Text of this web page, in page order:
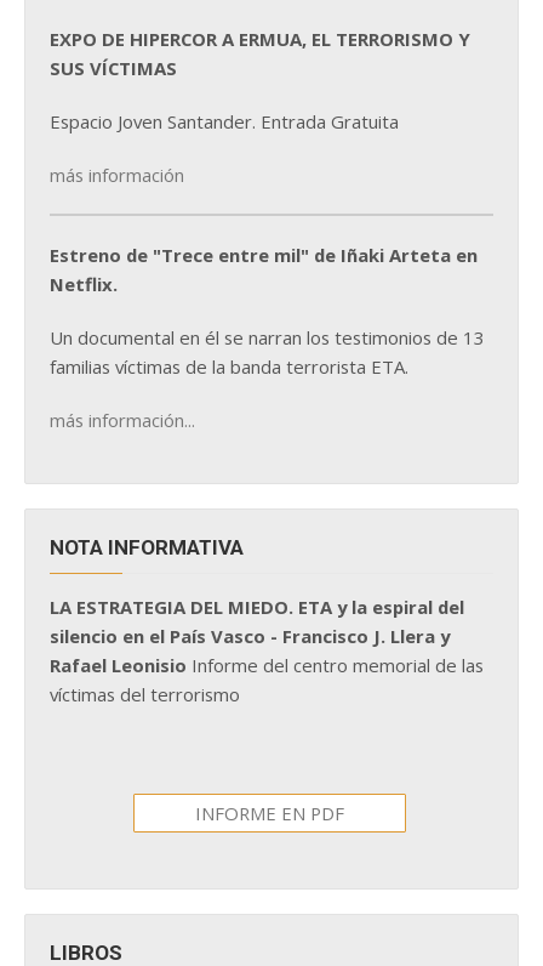
EXPO DE HIPERCOR A ERMUA, EL TERRORISMO Y
SUS VÍCTIMAS
Espacio Joven Santander. Entrada Gratuita
más información
Estreno de "Trece entre mil" de Iñaki Arteta en
Netflix.
Un documental en él se narran los testimonios de 13
familias víctimas de la banda terrorista ETA.
más información...
NOTA INFORMATIVA
LA ESTRATEGIA DEL MIEDO. ETA y la espiral del
silencio en el País Vasco - Francisco J. Llera y
Rafael Leonisio Informe del centro memorial de las
víctimas del terrorismo
INFORME EN PDF
LIBROS